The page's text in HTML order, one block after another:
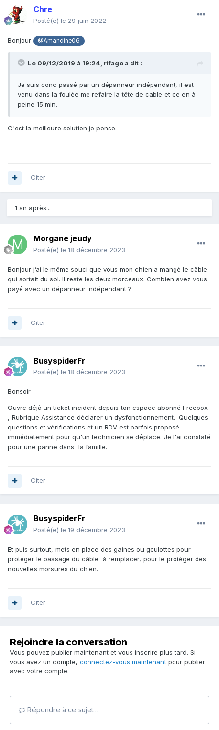
Chre
Posté(e) le 29 juin 2022
Bonjour @Amandine06
Le 09/12/2019 à 19:24, rifagoa dit :
Je suis donc passé par un dépanneur indépendant, il est
venu dans la foulée me refaire la tête de cable et ce en à
peine 15 min.
C'est la meilleure solution je pense.
Citer
1 an après...
Morgane jeudy
Posté(e) le 18 décembre 2023
Bonjour j’ai le même souci que vous mon chien a mangé le câble
qui sortait du sol. Il reste les deux morceaux. Combien avez vous
payé avec un dépanneur indépendant ?
Citer
BusyspiderFr
Posté(e) le 18 décembre 2023
Bonsoir
Ouvre déjà un ticket incident depuis ton espace abonné Freebox
, Rubrique Assistance déclarer un dysfonctionnement. Quelques
questions et vérifications et un RDV est parfois proposé
immédiatement pour qu'un technicien se déplace. Je l'ai constaté
pour une panne dans la famille.
Citer
BusyspiderFr
Posté(e) le 19 décembre 2023
Et puis surtout, mets en place des gaines ou goulottes pour
protéger le passage du câble à remplacer, pour le protéger des
nouvelles morsures du chien.
Citer
Rejoindre la conversation
Vous pouvez publier maintenant et vous inscrire plus tard. Si
vous avez un compte, connectez-vous maintenant pour publier
avec votre compte.
Répondre à ce sujet…